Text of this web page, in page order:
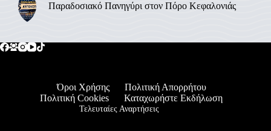
Παραδοσιακό Πανηγύρι στον Πόρο Κεφαλονιάς
Όροι Χρήσης
Πολιτική Απορρήτου
Πολιτική Cookies
Καταχωρήστε Εκδήλωση
Τελευταίες Αναρτήσεις